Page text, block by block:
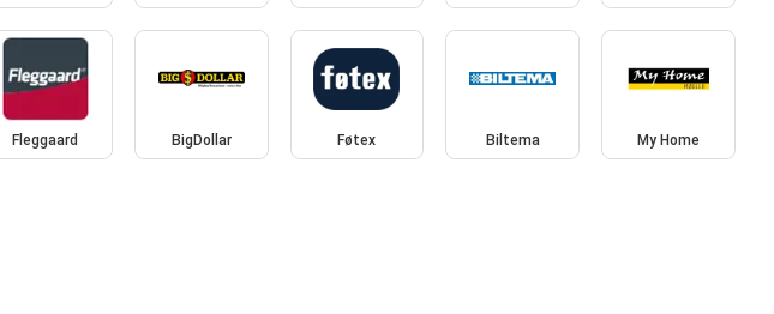
Fleggaard BigDollar Føtex Biltema My Home